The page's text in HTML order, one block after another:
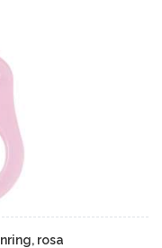
rosa